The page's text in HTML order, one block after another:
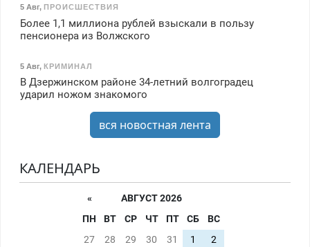
5 Авг, ПРОИСШЕСТВИЯ
Более 1,1 миллиона рублей взыскали в пользу
пенсионера из Волжского
5 Авг, КРИМИНАЛ
В Дзержинском районе 34-летний волгоградец
ударил ножом знакомого
вся новостная лента
КАЛЕНДАРЬ
«
АВГУСТ 2026
ПН
ВТ СР ЧТ ПТ СБ
ВС
27
28 29 30 31 1
2